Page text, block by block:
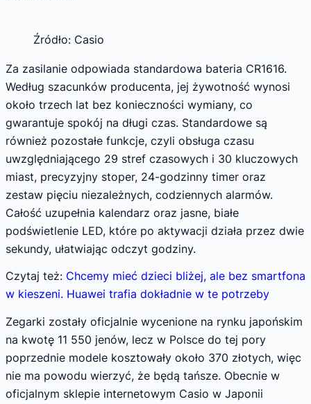
Źródło: Casio
Za zasilanie odpowiada standardowa bateria CR1616.
Według szacunków producenta, jej żywotność wynosi
około trzech lat bez konieczności wymiany, co
gwarantuje spokój na długi czas. Standardowe są
również pozostałe funkcje, czyli obsługa czasu
uwzględniającego 29 stref czasowych i 30 kluczowych
miast, precyzyjny stoper, 24-godzinny timer oraz
zestaw pięciu niezależnych, codziennych alarmów.
Całość uzupełnia kalendarz oraz jasne, białe
podświetlenie LED, które po aktywacji działa przez dwie
sekundy, ułatwiając odczyt godziny.
Czytaj też: Chcemy mieć dzieci bliżej, ale bez smartfona
w kieszeni. Huawei trafia dokładnie w te potrzeby
Zegarki zostały oficjalnie wycenione na rynku japońskim
na kwotę 11 550 jenów, lecz w Polsce do tej pory
poprzednie modele kosztowały około 370 złotych, więc
nie ma powodu wierzyć, że będą tańsze. Obecnie w
oficjalnym sklepie internetowym Casio w Japonii